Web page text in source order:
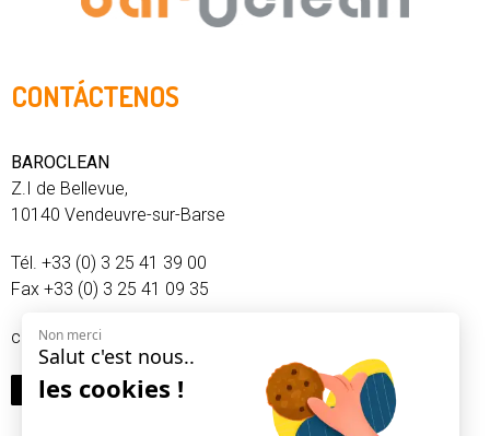
CONTÁCTENOS
BAROCLEAN
Z.I de Bellevue,
10140 Vendeuvre-sur-Barse
Tél. +33 (0) 3 25 41 39 00
Fax +33 (0) 3 25 41 09 35
contact@baroclean.fr
Non merci
Salut c'est nous..
les cookies !